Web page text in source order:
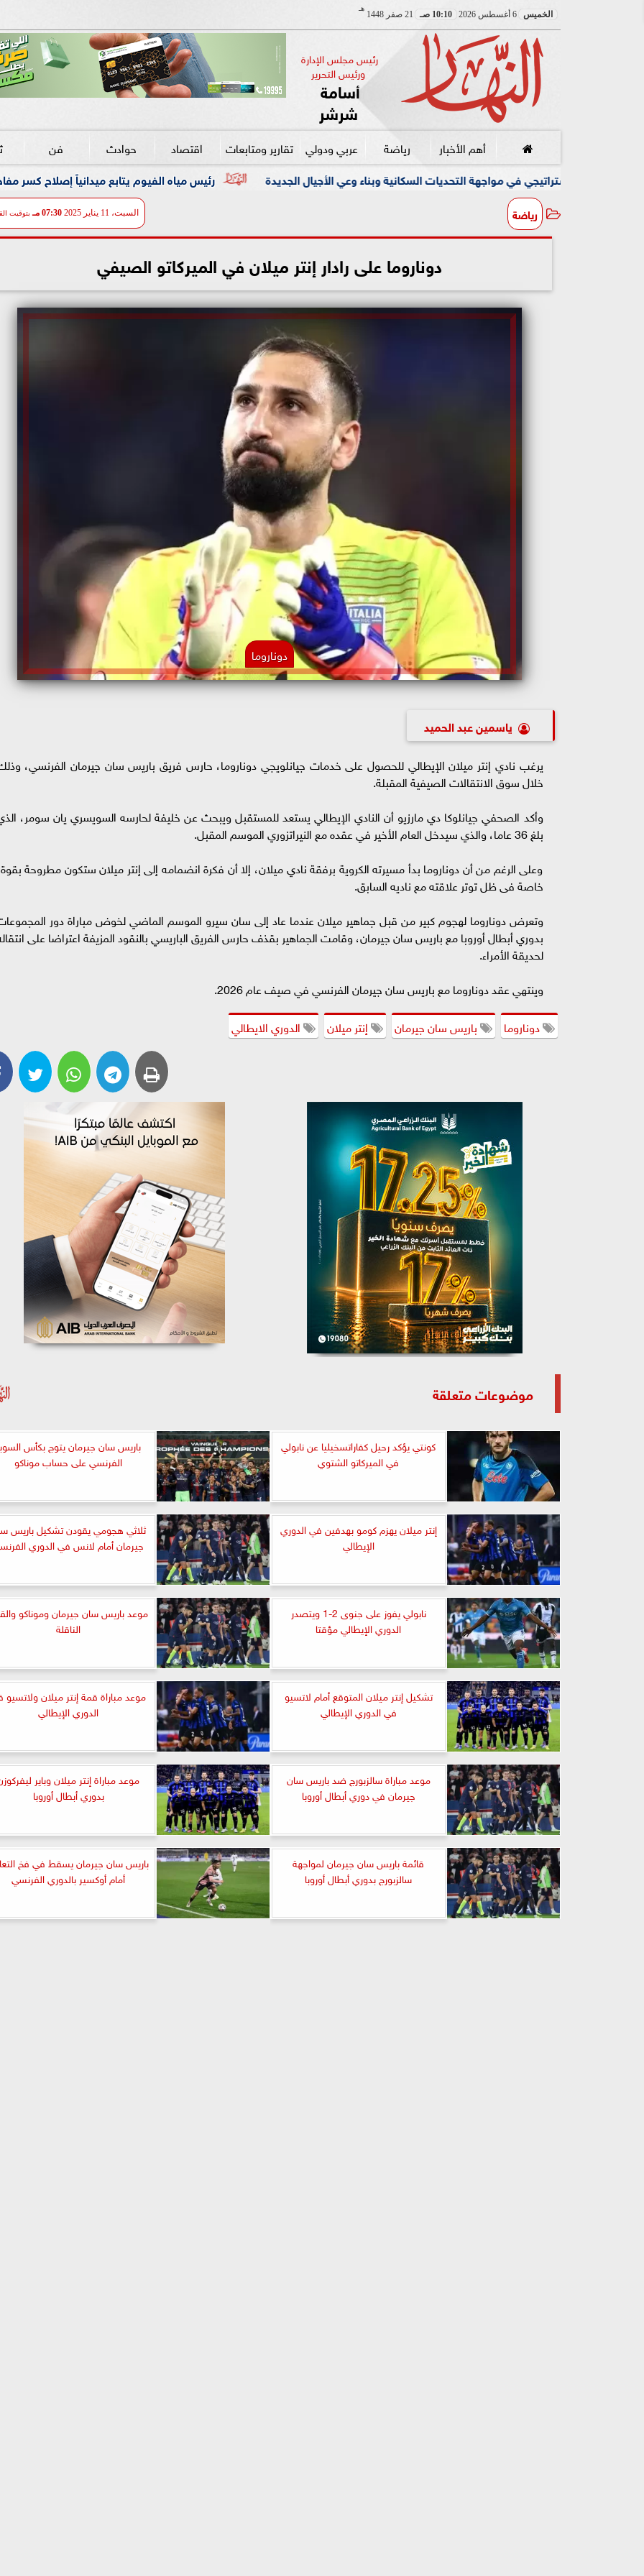
الخميس 6 أغسطس 2026 10:10 صـ 21 صفر 1448
هـ
رئيس مجلس الإدارة
ورئيس التحرير
أسامة
شرشر
أهم الأخبار رياضة عربي ودولي تقارير ومتابعات اقتصاد حوادث فن
رئيس مياه الفيوم يتابع ميدانياً إصلاح كسر مفاجئ بخط مياه رئيسي في مواجهة التحديات السكانية وبناء وعي الأجيال الجديدة
رياضة السبت، 11 يناير 2025 07:30 مـ بتوقيت
دوناروما على رادار إنتر ميلان في الميركاتو الصيفي
دوناروما
ياسمين عبد الحميد
يرغب نادي إنتر ميلان الإيطالي للحصول على خدمات جيانلويجي دوناروما، حارس فريق باريس سان جيرمان الفرنسي،
خلال سوق الانتقالات الصيفية المقبلة.
وأكد الصحفي جيانلوكا دي مارزيو أن النادي الإيطالي يستعد للمستقبل ويبحث عن خليفة لحارسه السويسري يان سومر،
بلغ 36 عاما، والذي سيدخل العام الأخير في عقده مع النيراتزوري الموسم المقبل.
وعلى الرغم من أن دوناروما بدأ مسيرته الكروية برفقة نادي ميلان، إلا أن فكرة انضمامه إلى إنتر ميلان ستكون مطروحة
خاصة فى ظل توتر علاقته مع ناديه السابق.
وتعرض دوناروما لهجوم كبير من قبل جماهير ميلان عندما عاد إلى سان سيرو الموسم الماضي لخوض مباراة دور
بدوري أبطال أوروبا مع باريس سان جيرمان، وقامت الجماهير بقذف حارس الفريق الباريسي بالنقود المزيفة اعتراضا على
لحديقة الأمراء.
وينتهي عقد دوناروما مع باريس سان جيرمان الفرنسي في صيف عام 2026.
دوناروما
باريس سان جيرمان إنتر ميلان الدوري الايطالي
موضوعات متعلقة
كونتي يؤكد رحيل كفاراتسخيليا عن نابولي
في الميركاتو الشتوي
باريس سان جيرمان يتوج بكأس
الفرنسي على حساب موناكو
إنتر ميلان يهزم كومو بهدفين في الدوري
الإيطالي
ثلاثي هجومي يقودن تشكيل باريس
جيرمان أمام لانس في الدوري
نابولي يفوز على جنوى 2-1 ويتصدر
الدوري الإيطالي مؤقتا
موعد باريس سان جيرمان وموناكو
الناقلة
تشكيل إنتر ميلان المتوقع أمام لاتسيو
في الدوري الإيطالي
موعد مباراة قمة إنتر ميلان
الدوري الإيطالي
موعد مباراة سالزبورج ضد باريس سان
جيرمان في دوري أبطال أوروبا
موعد مباراة إنتر ميلان وباير
بدوري أبطال أوروبا
قائمة باريس سان جيرمان لمواجهة
سالزبورج بدوري أبطال أوروبا
باريس سان جيرمان يسقط في فخ
أمام أوكسير بالدوري الفرنسي